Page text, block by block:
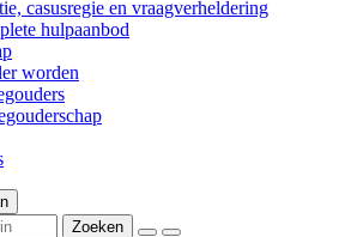
casusregie en vraagverheldering
hulpaanbod
worden
Zoeken